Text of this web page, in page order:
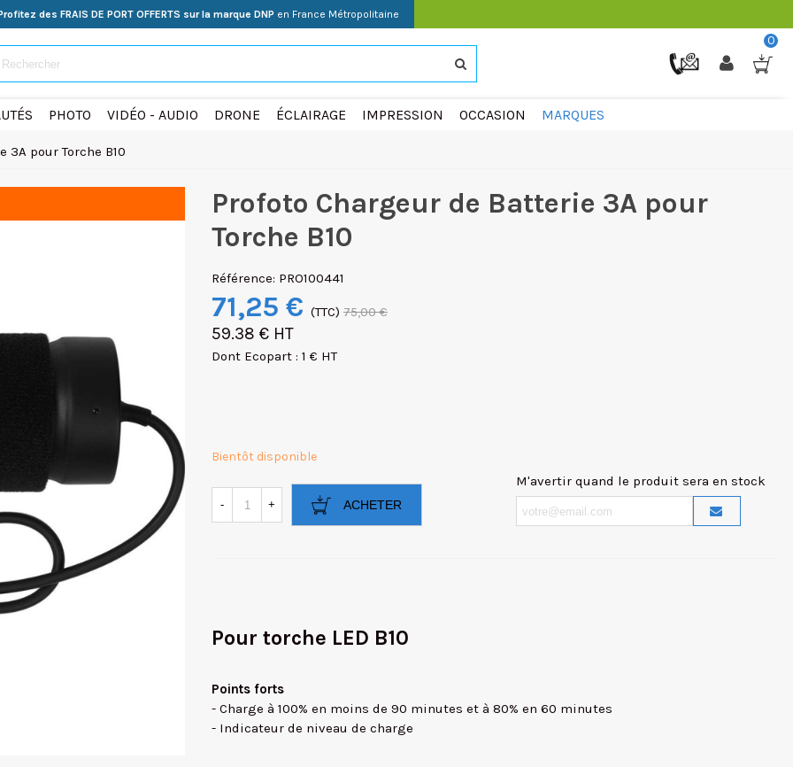
des FRAIS DE PORT OFFERTS sur la marque DNP en France Métropolitaine
0
PHOTO VIDÉO - AUDIO DRONE ÉCLAIRAGE IMPRESSION OCCASION MARQUES
pour Torche B10
Profoto Chargeur de Batterie 3A pour
Torche B10
Référence: PRO100441
71,25 € (TTC) 75,00 €
59.38 € HT
Dont Ecopart : 1 € HT
Bientôt disponible
- + ACHETER
M'avertir quand le produit sera en stock
Pour torche LED B10
Points forts
- Charge à 100% en moins de 90 minutes et à 80% en 60 minutes
- Indicateur de niveau de charge